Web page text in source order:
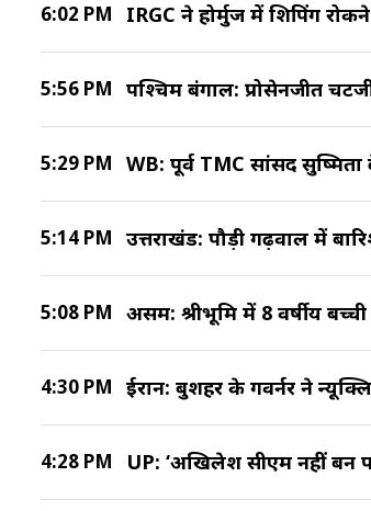
6:02 PM IRGC ने होर्मुज में शिपिंग
5:56 PM पश्चिम बंगाल: प्रोसेनजीत
5:29 PM WB: पूर्व TMC सांसद
5:14 PM उत्तराखंड: पौड़ी गढ़वाल में
5:08 PM असम: श्रीभूमि में 8 वर्षीय
4:30 PM ईरान: बुशहर के गवर्नर ने
4:28 PM UP: ‘अखिलेश सीएम नहीं बन